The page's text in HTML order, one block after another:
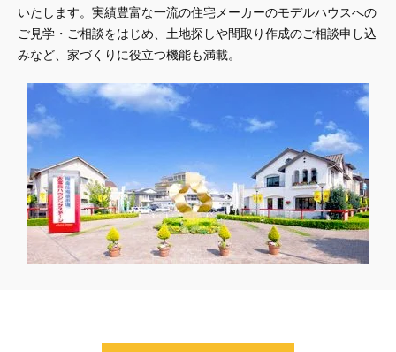
いたします。実績豊富な一流の住宅メーカーのモデルハウスへの
ご見学・ご相談をはじめ、土地探しや間取り作成のご相談申し込
みなど、家づくりに役立つ機能も満載。